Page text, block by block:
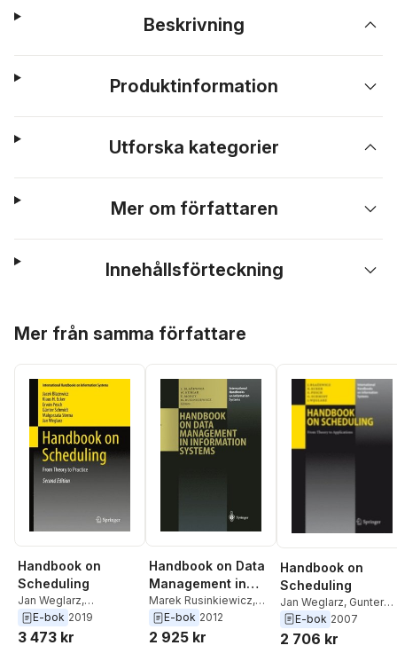
Beskrivning
Produktinformation
Utforska kategorier
Mer om författaren
Innehållsförteckning
Mer från samma författare
Handbook on
Scheduling
Jan Weglarz,
Malgorzata Sterna
Gunter Schmidt
E-bok 2019
3 473 kr
Handbook on Data
Management in
Information
Systems
Marek Rusinkiewicz,
Tadeusz Morzy
Wieslaw Kubiak
E-bok 2012
2 925 kr
Handbook on
Scheduling
Jan Weglarz, Gunter
Schmidt, Erwin Pesch
Klaus H. Ecker
E-bok 2007
2 706 kr